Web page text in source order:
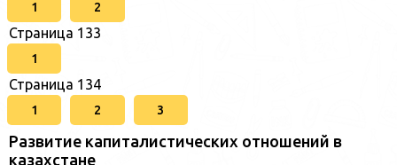
1 2
Страница 133
1
Страница 134
1 2 3
Развитие капиталистических отношений в
казахстане